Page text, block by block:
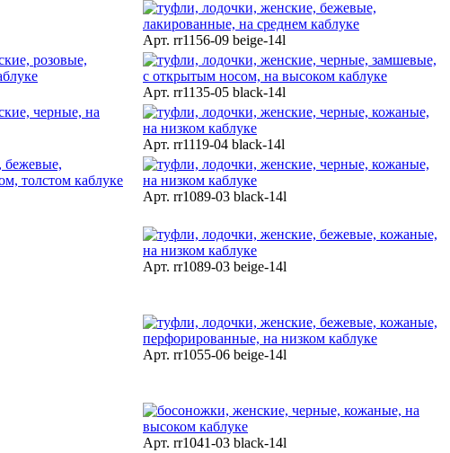
Арт. rr1156-09 beige-14l
Арт. rr1135-05 black-14l
Арт. rr1119-04 black-14l
Арт. rr1089-03 black-14l
Арт. rr1089-03 beige-14l
Арт. rr1055-06 beige-14l
Арт. rr1041-03 black-14l